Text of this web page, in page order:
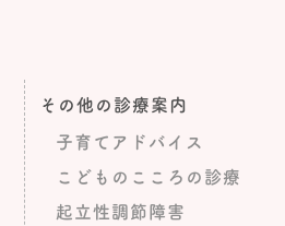
その他の診療案内
子育てアドバイス
こどものこころの診療
起立性調節障害